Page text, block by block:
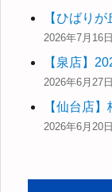
【ひばり
2026年7月16日
【泉店】
2026年6月27日
【仙台店
2026年6月20日